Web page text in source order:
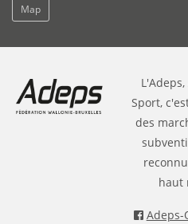
Map
Sport,
des
haut
Adeps-